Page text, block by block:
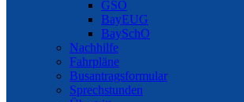
GSO
BayEUG
BaySchO
Nachhilfe
Fahrpläne
Busantragsformular
Sprechstunden